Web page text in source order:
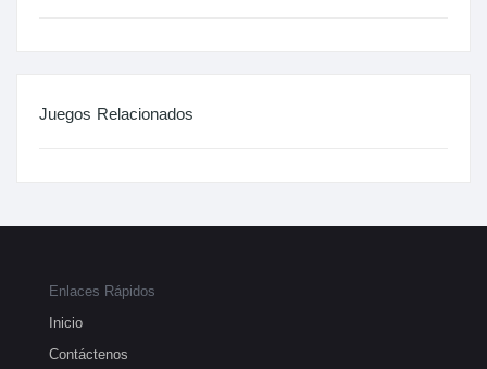
Juegos Relacionados
Enlaces Rápidos
Inicio
Contáctenos